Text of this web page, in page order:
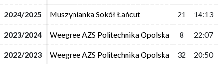
2024/2025 Muszynianka Sokół Łańcut 21 14:13
2023/2024 Weegree AZS Politechnika Opolska 8 22:07
2022/2023 Weegree AZS Politechnika Opolska 32 20:50
2024/2025 Muszynianka Sokół Łańcut 21 14:13
2023/2024 Weegree AZS Politechnika Opolska 8 22:07
2022/2023 Weegree AZS Politechnika Opolska 32 20:50